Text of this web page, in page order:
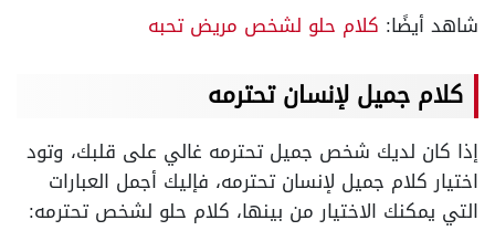
شاهد أيضًا: كلام حلو لشخص مريض تحبه
كلام جميل لإنسان تحترمه
إذا كان لديك شخص جميل تحترمه غالي على قلبك، وتود
اختيار كلام جميل لإنسان تحترمه، فإليك أجمل العبارات
التي يمكنك الاختيار من بينها، كلام حلو لشخص تحترمه: